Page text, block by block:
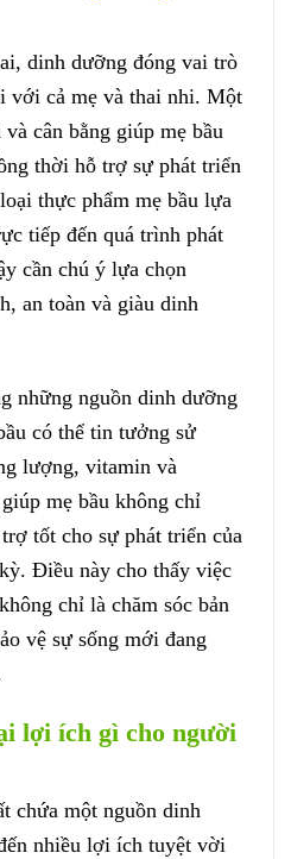
dinh dưỡng đóng vai trò
với cả mẹ và thai nhi. Một
cân bằng giúp mẹ bầu
thời hỗ trợ sự phát triển
thực phẩm mẹ bầu lựa
tiếp đến quá trình phát
cần chú ý lựa chọn
an toàn và giàu dinh
những nguồn dinh dưỡng
có thể tin tưởng sử
lượng, vitamin và
mẹ bầu không chỉ
tốt cho sự phát triển của
Điều này cho thấy việc
chỉ là chăm sóc bản
vệ sự sống mới đang
lợi ích gì cho người
chứa một nguồn dinh
nhiều lợi ích tuyệt vời